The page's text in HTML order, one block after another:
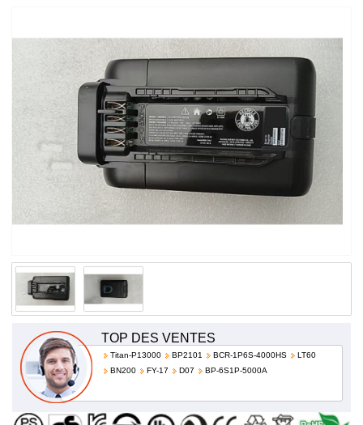
TOP DES VENTES
Titan-P13000 BP2101 BCR-1P6S-4000HS
LT60
BN200
FY-17 D07 BP-6S1P-5000A